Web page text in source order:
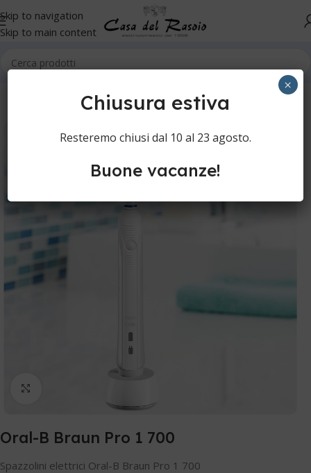
Skip to navigation
Skip to main content
Oral-B Braun Pro 1 700
Spazzolini elettrici Oral-B Braun Pro 1 700
Chiusura estiva
Resteremo chiusi dal 10 al 23 agosto.
Buone vacanze!
×